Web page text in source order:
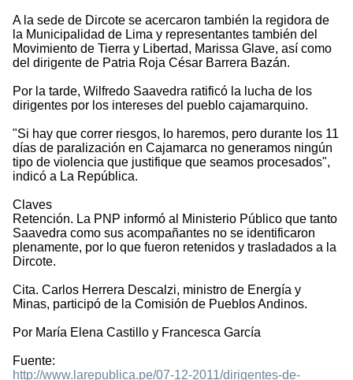
A la sede de Dircote se acercaron también la regidora de
la Municipalidad de Lima y representantes también del
Movimiento de Tierra y Libertad, Marissa Glave, así como
del dirigente de Patria Roja César Barrera Bazán.
Por la tarde, Wilfredo Saavedra ratificó la lucha de los
dirigentes por los intereses del pueblo cajamarquino.
"Si hay que correr riesgos, lo haremos, pero durante los 11
días de paralización en Cajamarca no generamos ningún
tipo de violencia que justifique que seamos procesados",
indicó a La República.
Claves
Retención. La PNP informó al Ministerio Público que tanto
Saavedra como sus acompañantes no se identificaron
plenamente, por lo que fueron retenidos y trasladados a la
Dircote.
Cita. Carlos Herrera Descalzi, ministro de Energía y
Minas, participó de la Comisión de Pueblos Andinos.
Por María Elena Castillo y Francesca García
Fuente:
http://www.larepublica.pe/07-12-2011/dirigentes-de-